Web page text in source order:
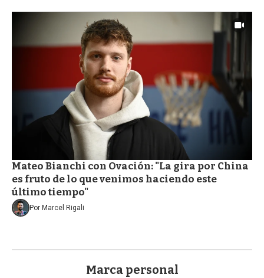
Mateo Bianchi con Ovación: "La gira por China
es fruto de lo que venimos haciendo este
último tiempo"
Por Marcel Rigali
Marca personal